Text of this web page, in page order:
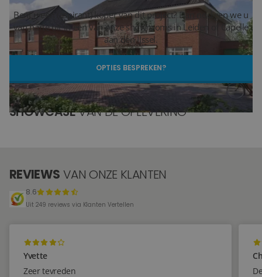
Stijlstudio's
Projecten
Blog
Tegelviewer
Reviews
Bent u een (aspirant) koper van dit project? Dan nodigen we u
van harte uit in een van onze showrooms in Leiden of Capelle
aan den IJssel.
OPTIES BESPREKEN?
SHOWCASEVAN DE OPLEVERING
REVIEWS VAN ONZE KLANTEN
8.6
Uit 249 reviews via Klanten Vertellen
Yvette
Zeer tevreden